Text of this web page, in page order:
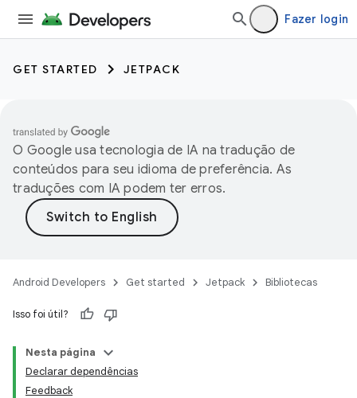
Fazer login
GET STARTED JETPACK
O Google usa tecnologia de IA na tradução de
conteúdos para seu idioma de preferência. As
traduções com IA podem ter erros.
Android Developers Get started Jetpack Bibliotecas
Isso foi útil?
Nesta página
Declarar dependências
Feedback